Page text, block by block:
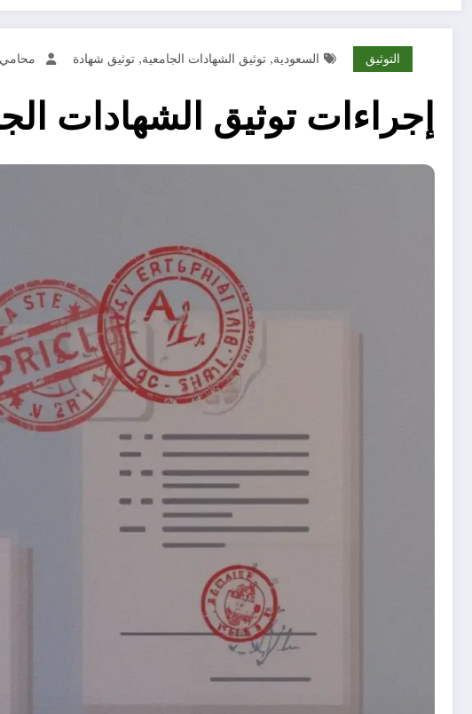
التوثيق السعودية, توثيق الشهادات الجامعية, توثيق شهادة
إجراءات توثيق الشهادات